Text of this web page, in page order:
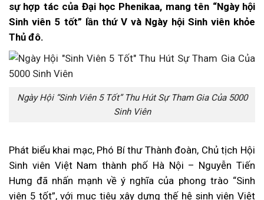
sự hợp tác của Đại học Phenikaa, mang tên “Ngày hội
Sinh viên 5 tốt” lần thứ V và Ngày hội Sinh viên khỏe
Thủ đô.
Ngày Hội “Sinh Viên 5 Tốt” Thu Hút Sự Tham Gia Của 5000
Sinh Viên
Phát biểu khai mạc, Phó Bí thư Thành đoàn, Chủ tịch Hội
Sinh viên Việt Nam thành phố Hà Nội – Nguyễn Tiến
Hưng đã nhấn mạnh về ý nghĩa của phong trào “Sinh
viên 5 tốt”, với mục tiêu xây dựng thế hệ sinh viên Việt